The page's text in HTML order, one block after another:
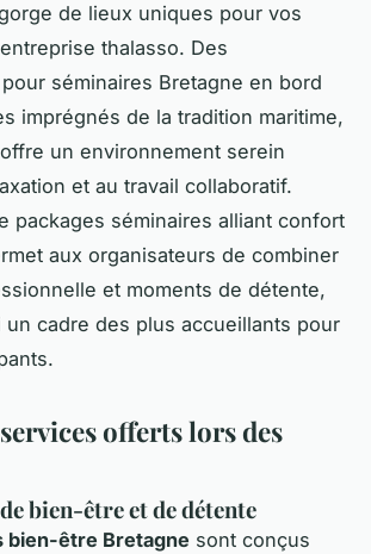
de lieux uniques pour vos
thalasso. Des
séminaires Bretagne en bord
imprégnés de la tradition maritime,
un environnement serein
et au travail collaboratif.
packages séminaires alliant confort
aux organisateurs de combiner
et moments de détente,
un cadre des plus accueillants pour
offerts lors des
bien-être et de détente
bien-être Bretagne sont conçus